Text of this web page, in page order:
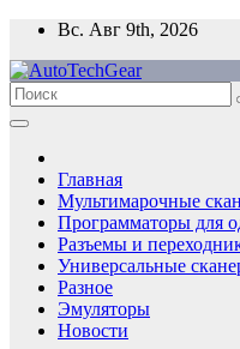
Перейти
содержимому
Вс. Авг 9th, 2026
Главная
Мультимарочные
Программаторы для
Разъемы и
Универсальные
Разное
Эмуляторы
Новости